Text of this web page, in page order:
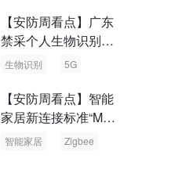
【安防周看点】广东
禁采个人生物识别信
息 中国5G基站占全
生物识别 5G
【安防周看点】智能
家居新连接标准“Matt
er” Zigbee联盟更名
智能家居 Zigbee